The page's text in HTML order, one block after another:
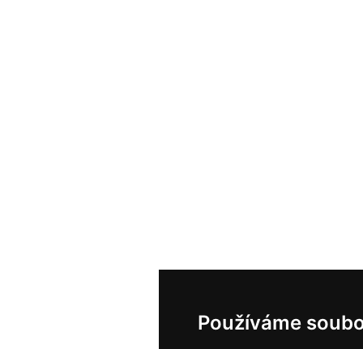
Používáme